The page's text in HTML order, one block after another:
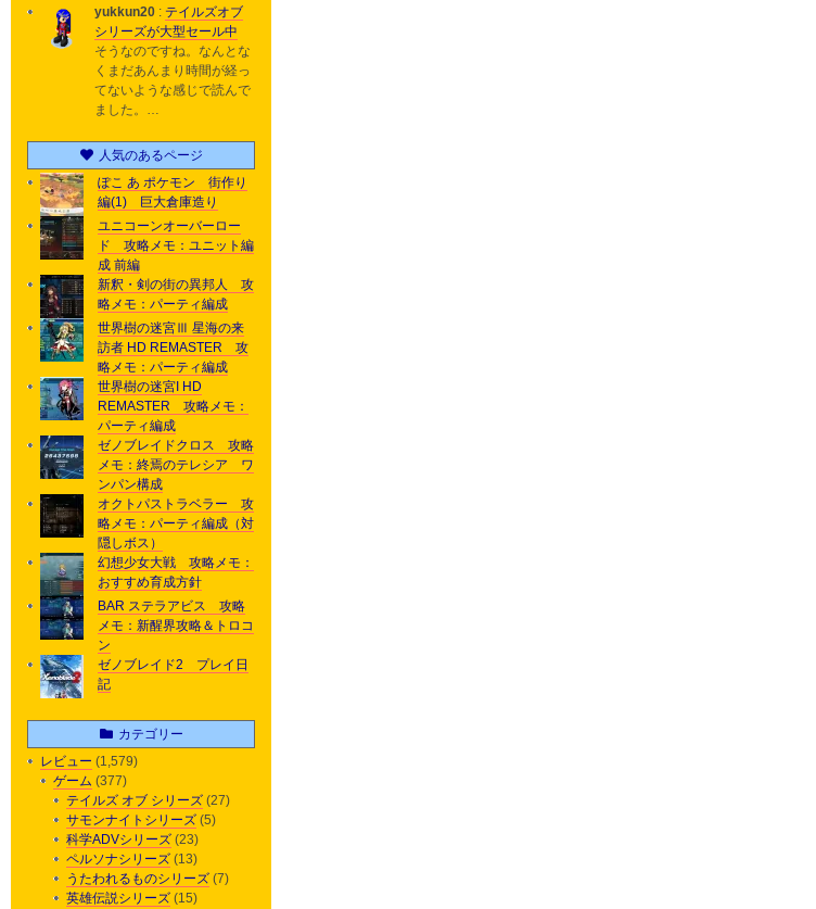
yukkun20 : テイルズオブ
シリーズが大型セール中
そうなのですね。なんとな
くまだあんまり時間が経っ
てないような感じで読んで
ました。…
人気のあるページ
ぽこ あ ポケモン 街作り
編(1) 巨大倉庫造り
ユニコーンオーバーロー
ド 攻略メモ：ユニット編
成 前編
新釈・剣の街の異邦人 攻
略メモ：パーティ編成
世界樹の迷宮Ⅲ 星海の来
訪者 HD REMASTER 攻
略メモ：パーティ編成
世界樹の迷宮I HD
REMASTER 攻略メモ：
パーティ編成
ゼノブレイドクロス 攻略
メモ：終焉のテレシア ワ
ンパン構成
オクトパストラベラー 攻
略メモ：パーティ編成（対
隠しボス）
幻想少女大戦 攻略メモ：
おすすめ育成方針
BAR ステラアビス 攻略
メモ：新醒界攻略＆トロコ
ン
ゼノブレイド2 プレイ日
記
カテゴリー
レビュー (1,579)
ゲーム (377)
テイルズ オブ シリーズ (27)
サモンナイトシリーズ (5)
科学ADVシリーズ (23)
ペルソナシリーズ (13)
うたわれるものシリーズ (7)
英雄伝説シリーズ (15)